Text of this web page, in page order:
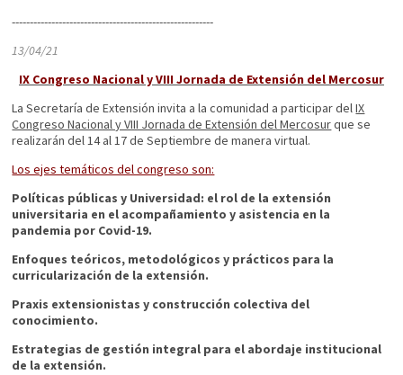
--------------------------------------------------------
13/04/21
IX Congreso Nacional y VIII Jornada de Extensión del Mercosur
La Secretaría de Extensión invita a la comunidad a participar delIX
Congreso Nacional y VIII Jornada de Extensión del Mercosurque se
realizarán del 14 al 17 de Septiembre de manera virtual.
Los ejes temáticos del congreso son:
Políticas públicas y Universidad: el rol de la extensión
universitaria en el acompañamiento y asistencia en la
pandemia por Covid-19.
Enfoques teóricos, metodológicos y prácticos para la
curricularización de la extensión.
Praxis extensionistas y construcción colectiva del
conocimiento.
Estrategias de gestión integral para el abordaje institucional
de la extensión.